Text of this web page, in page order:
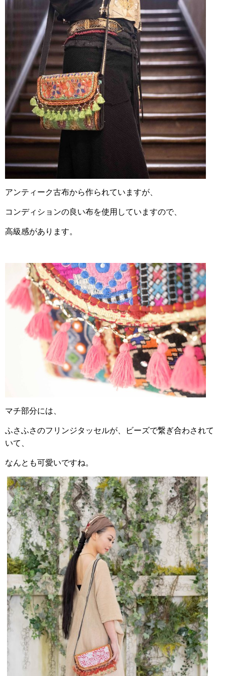
アンティーク古布から作られていますが、
コンディションの良い布を使用していますので、
高級感があります。
マチ部分には、
ふさふさのフリンジタッセルが、ビーズで繋ぎ合わされて
いて、
なんとも可愛いですね。